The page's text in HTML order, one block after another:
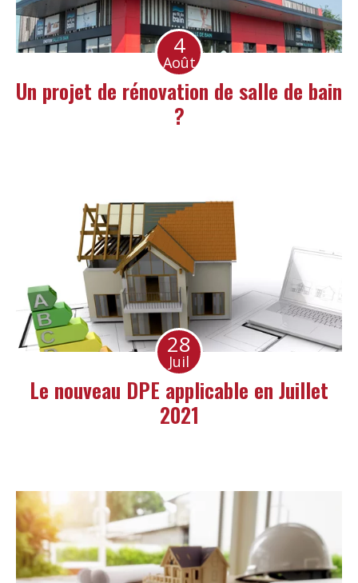
4
Août
Un projet de rénovation de salle de bain
?
28
Juil
Le nouveau DPE applicable en Juillet
2021